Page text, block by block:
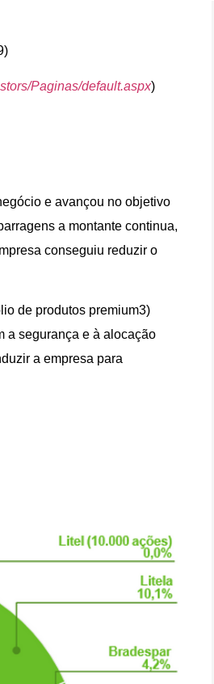
Paginas/default.aspx)
e avançou no objetivo
a montante continua,
conseguiu reduzir o
de produtos premium3)
a segurança e à alocação
a empresa para